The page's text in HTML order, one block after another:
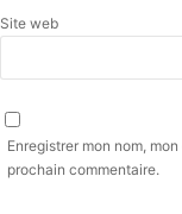
Site web
Enregistrer mon nom,
prochain commentaire.